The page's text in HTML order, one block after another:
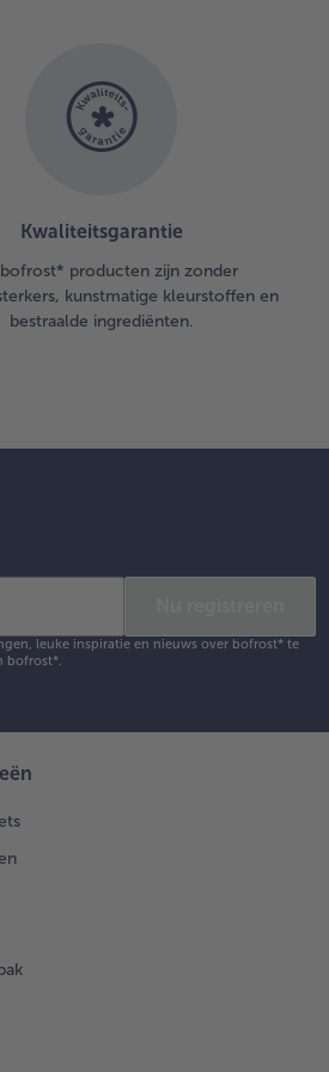
Kwaliteitsgarantie
producten zijn zonder
kunstmatige kleurstoffen en
bestraalde ingrediënten.
leuke inspiratie en nieuws over bofrost* te
bofrost*.